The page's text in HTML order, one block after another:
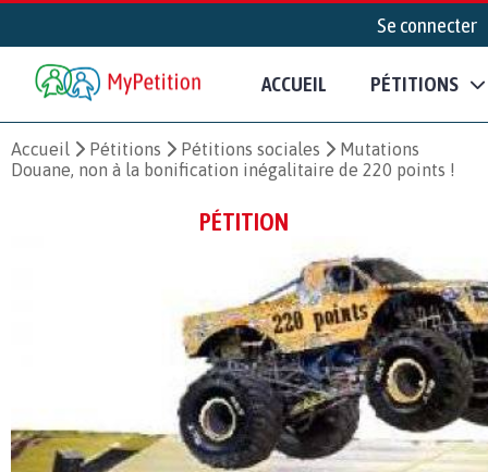
Se connecter
ACCUEIL PÉTITIONS
Accueil Pétitions Pétitions sociales
Mutations
Douane, non à la bonification inégalitaire de 220 points !
PÉTITION